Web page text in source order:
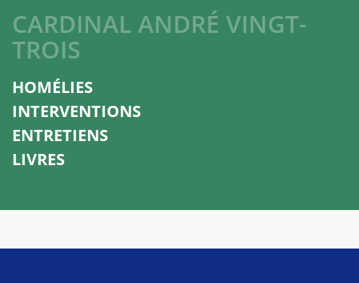
CARDINAL ANDRÉ VINGT-
TROIS
HOMÉLIES
INTERVENTIONS
ENTRETIENS
LIVRES